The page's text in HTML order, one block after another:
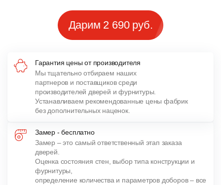
Дарим 2 690 руб.
Гарантия цены от производителя
Мы тщательно отбираем наших
партнеров и поставщиков среди
производителей дверей и фурнитуры.
Устанавливаем рекомендованные цены фабрик
без дополнительных наценок.
Замер - бесплатно
Замер – это самый ответственный этап заказа
дверей.
Оценка состояния стен, выбор типа конструкции и
фурнитуры,
определение количества и параметров доборов – все